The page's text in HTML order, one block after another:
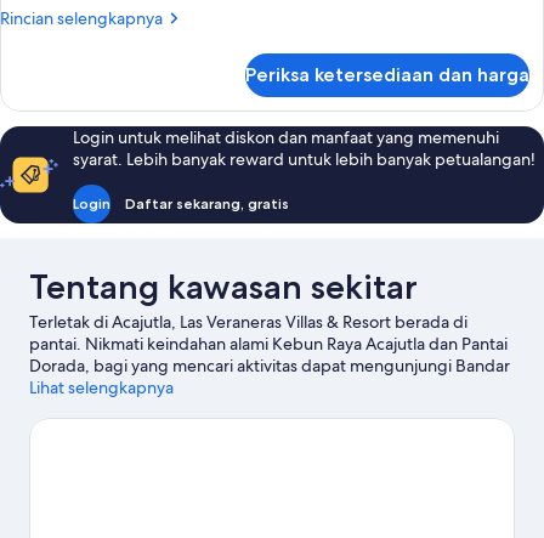
Rincian selengkapnya
Rincian
Studio
with
Terrace
Periksa ketersediaan dan harga
Login untuk melihat diskon dan manfaat yang memenuhi
syarat. Lebih banyak reward untuk lebih banyak petualangan!
Login Daftar sekarang, gratis
Tentang kawasan sekitar
Terletak di Acajutla, Las Veraneras Villas & Resort berada di
pantai. Nikmati keindahan alami Kebun Raya Acajutla dan Pantai
Dorada, bagi yang mencari aktivitas dapat mengunjungi Bandar
Acajutla.Kunjungi panduan perjalanan kami untuk Acajutla
Lihat selengkapnya